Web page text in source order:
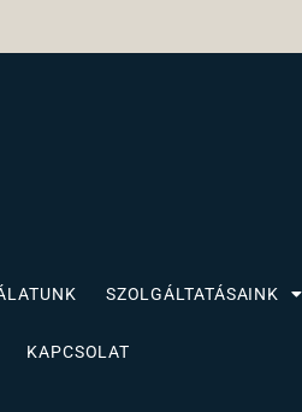
SZOLGÁLTATÁSAINK
KAPCSOLAT